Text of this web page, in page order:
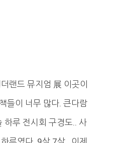
랜드 뮤지엄 展 이곳이
들이 너무 많다. 큰다람
하루 전시회 구경도.. 사